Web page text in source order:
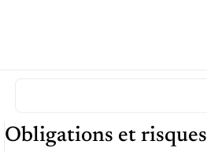
Obligations et risques